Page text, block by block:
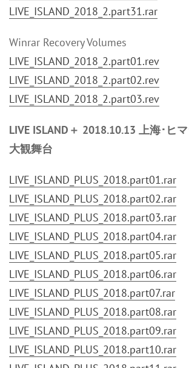
LIVE_ISLAND_2018_2.part31.rar
Winrar Recovery Volumes
LIVE_ISLAND_2018_2.part01.rev
LIVE_ISLAND_2018_2.part02.rev
LIVE_ISLAND_2018_2.part03.rev
LIVE ISLAND＋ 2018.10.13 上海･ヒ
大観舞台
LIVE_ISLAND_PLUS_2018.part01.rar
LIVE_ISLAND_PLUS_2018.part02.rar
LIVE_ISLAND_PLUS_2018.part03.rar
LIVE_ISLAND_PLUS_2018.part04.rar
LIVE_ISLAND_PLUS_2018.part05.rar
LIVE_ISLAND_PLUS_2018.part06.rar
LIVE_ISLAND_PLUS_2018.part07.rar
LIVE_ISLAND_PLUS_2018.part08.rar
LIVE_ISLAND_PLUS_2018.part09.rar
LIVE_ISLAND_PLUS_2018.part10.rar